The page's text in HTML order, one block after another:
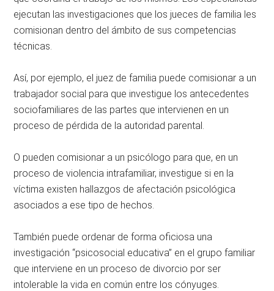
ejecutan las investigaciones que los jueces de familia les
comisionan dentro del ámbito de sus competencias
técnicas.
Así, por ejemplo, el juez de familia puede comisionar a un
trabajador social para que investigue los antecedentes
sociofamiliares de las partes que intervienen en un
proceso de pérdida de la autoridad parental.
O pueden comisionar a un psicólogo para que, en un
proceso de violencia intrafamiliar, investigue si en la
víctima existen hallazgos de afectación psicológica
asociados a ese tipo de hechos.
También puede ordenar de forma oficiosa una
investigación “psicosocial educativa” en el grupo familiar
que interviene en un proceso de divorcio por ser
intolerable la vida en común entre los cónyuges.